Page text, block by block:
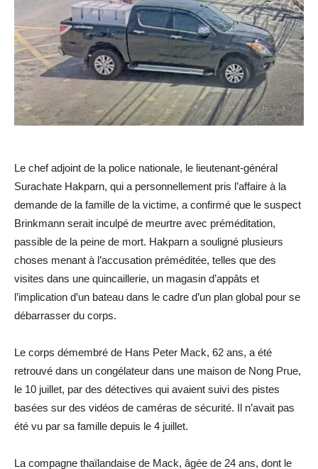
Le chef adjoint de la police nationale, le lieutenant-général
Surachate Hakparn, qui a personnellement pris l’affaire à la
demande de la famille de la victime, a confirmé que le suspect
Brinkmann serait inculpé de meurtre avec préméditation,
passible de la peine de mort. Hakparn a souligné plusieurs
choses menant à l’accusation préméditée, telles que des
visites dans une quincaillerie, un magasin d’appâts et
l’implication d’un bateau dans le cadre d’un plan global pour se
débarrasser du corps.
Le corps démembré de Hans Peter Mack, 62 ans, a été
retrouvé dans un congélateur dans une maison de Nong Prue,
le 10 juillet, par des détectives qui avaient suivi des pistes
basées sur des vidéos de caméras de sécurité. Il n’avait pas
été vu par sa famille depuis le 4 juillet.
La compagne thaïlandaise de Mack, âgée de 24 ans, dont le